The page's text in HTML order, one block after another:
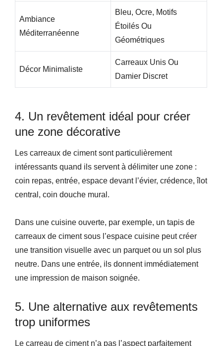
Ambiance
Méditerranéenne
Bleu, Ocre, Motifs
Étoilés Ou
Géométriques
Décor Minimaliste
Carreaux Unis Ou
Damier Discret
4. Un revêtement idéal pour créer
une zone décorative
Les carreaux de ciment sont particulièrement
intéressants quand ils servent à délimiter une zone :
coin repas, entrée, espace devant l’évier, crédence, îlot
central, coin douche mural.
Dans une cuisine ouverte, par exemple, un tapis de
carreaux de ciment sous l’espace cuisine peut créer
une transition visuelle avec un parquet ou un sol plus
neutre. Dans une entrée, ils donnent immédiatement
une impression de maison soignée.
5. Une alternative aux revêtements
trop uniformes
Le carreau de ciment n’a pas l’aspect parfaitement